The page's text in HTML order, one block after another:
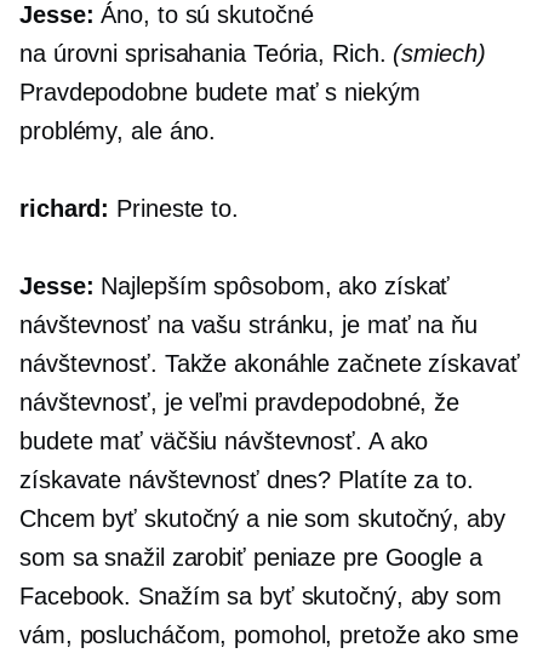
Jesse: Áno, to sú skutočné
na úrovni sprisahaniaTeória, Rich. (smiech)
Pravdepodobne budete mať s niekým
problémy, ale áno.
richard: Prineste to.
Jesse: Najlepším spôsobom, ako získať
návštevnosť na vašu stránku, je mať na ňu
návštevnosť. Takže akonáhle začnete získavať
návštevnosť, je veľmi pravdepodobné, že
budete mať väčšiu návštevnosť. A ako
získavate návštevnosť dnes? Platíte za to.
Chcem byť skutočný a nie som skutočný, aby
som sa snažil zarobiť peniaze pre Google a
Facebook. Snažím sa byť skutočný, aby som
vám, poslucháčom, pomohol, pretože ako sme